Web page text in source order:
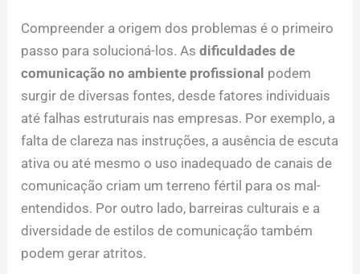
Compreender a origem dos problemas é o primeiro
passo para solucioná-los. Asdificuldades de
comunicação no ambiente profissional podem
surgir de diversas fontes, desde fatores individuais
até falhas estruturais nas empresas. Por exemplo, a
falta de clareza nas instruções, a ausência de escuta
ativa ou até mesmo o uso inadequado de canais de
comunicação criam um terreno fértil para os mal-
entendidos. Por outro lado, barreiras culturais e a
diversidade de estilos de comunicação também
podem gerar atritos.